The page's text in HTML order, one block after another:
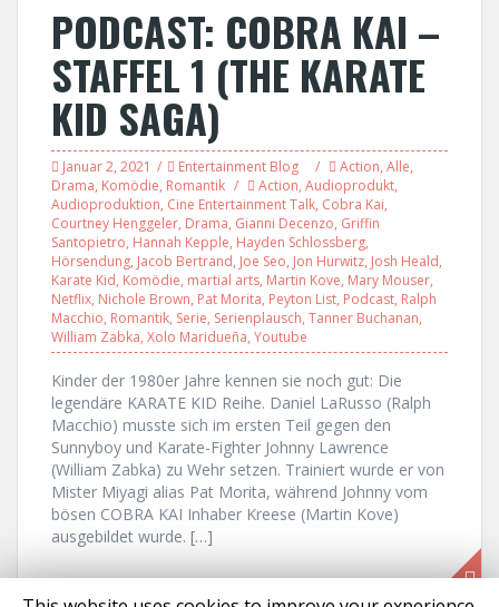
PODCAST: COBRA KAI –
STAFFEL 1 (THE KARATE
KID SAGA)
Januar 2, 2021 Entertainment Blog Action, Alle,
Drama, Komödie, Romantik Action, Audioprodukt,
Audioproduktion, Cine Entertainment Talk, Cobra Kai,
Courtney Henggeler, Drama, Gianni Decenzo, Griffin
Santopietro, Hannah Kepple, Hayden Schlossberg,
Hörsendung, Jacob Bertrand, Joe Seo, Jon Hurwitz, Josh Heald,
Karate Kid, Komödie, martial arts, Martin Kove, Mary Mouser,
Netflix, Nichole Brown, Pat Morita, Peyton List, Podcast, Ralph
Macchio, Romantik, Serie, Serienplausch, Tanner Buchanan,
William Zabka, Xolo Maridueña, Youtube
Kinder der 1980er Jahre kennen sie noch gut: Die
legendäre KARATE KID Reihe. Daniel LaRusso (Ralph
Macchio) musste sich im ersten Teil gegen den
Sunnyboy und Karate-Fighter Johnny Lawrence
(William Zabka) zu Wehr setzen. Trainiert wurde er von
Mister Miyagi alias Pat Morita, während Johnny vom
bösen COBRA KAI Inhaber Kreese (Martin Kove)
ausgebildet wurde. […]